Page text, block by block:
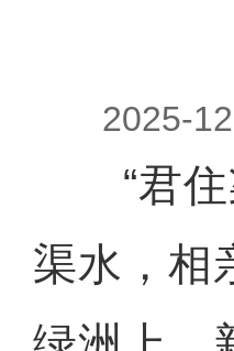
2025-
“君住
渠水，相